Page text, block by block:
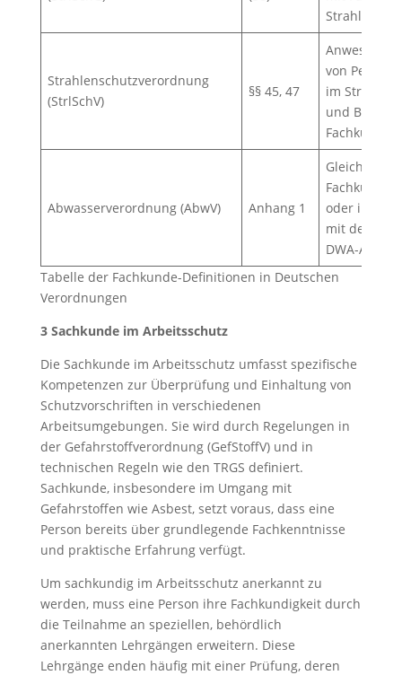
Strahlenschutzverordnung
(StrlSchV)
§§ 45, 47
von
im
und
Fachkunde.
Abwasserverordnung (AbwV) Anhang 1
Fachkunde,
oder im
mit den
DWA-A 221.
Tabelle der Fachkunde-Definitionen in Deutschen
Verordnungen
3 Sachkunde im Arbeitsschutz
Die Sachkunde im Arbeitsschutz umfasst spezifische
Kompetenzen zur Überprüfung und Einhaltung von
Schutzvorschriften in verschiedenen
Arbeitsumgebungen. Sie wird durch Regelungen in
der Gefahrstoffverordnung (GefStoffV) und in
technischen Regeln wie den TRGS definiert.
Sachkunde, insbesondere im Umgang mit
Gefahrstoffen wie Asbest, setzt voraus, dass eine
Person bereits über grundlegende Fachkenntnisse
und praktische Erfahrung verfügt.
Um sachkundig im Arbeitsschutz anerkannt zu
werden, muss eine Person ihre Fachkundigkeit durch
die Teilnahme an speziellen, behördlich
anerkannten Lehrgängen erweitern. Diese
Lehrgänge enden häufig mit einer Prüfung, deren